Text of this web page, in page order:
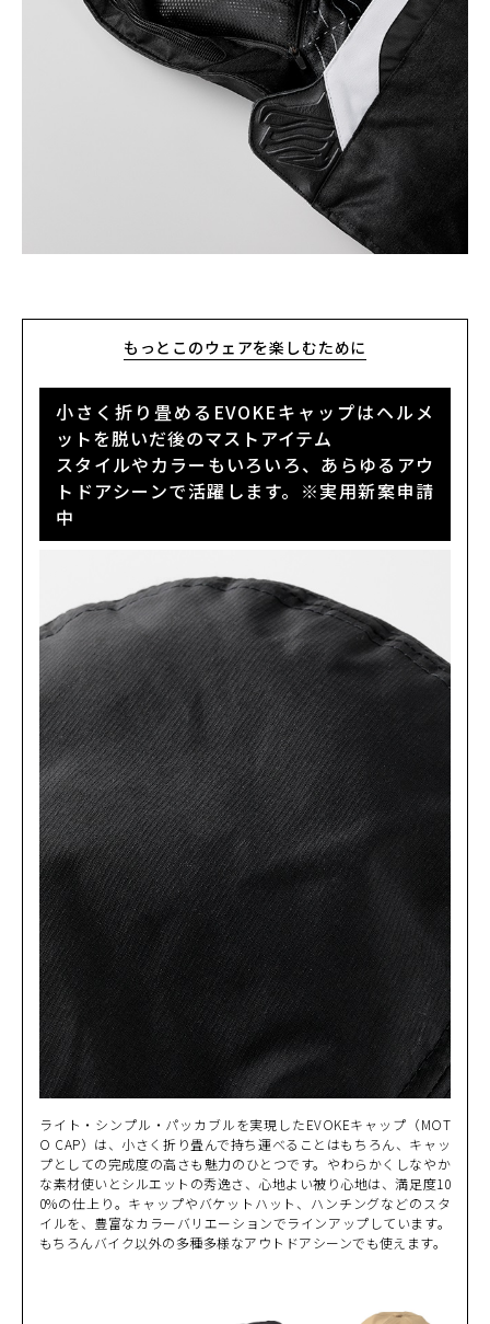
もっとこのウェアを楽しむために
小さく折り畳めるEVOKEキャップはヘルメ
ットを脱いだ後のマストアイテム
スタイルやカラーもいろいろ、あらゆるアウ
トドアシーンで活躍します。※実用新案申請
中
ライト・シンプル・パッカブルを実現したEVOKEキャップ（MOT
O CAP）は、小さく折り畳んで持ち運べることはもちろん、キャッ
プとしての完成度の高さも魅力のひとつです。やわらかくしなやか
な素材使いとシルエットの秀逸さ、心地よい被り心地は、満足度10
0%の仕上り。キャップやバケットハット、ハンチングなどのスタ
イルを、豊富なカラーバリエーションでラインアップしています。
もちろんバイク以外の多種多様なアウトドアシーンでも使えます。
カラー・サイズ選択
BLACK
M
¥57,200(税込)
カートに入れる
(税込)
カートに入れる
¥57,200(税込)
カートに入れる
M
¥57,200(税込)
カートに入れる
BLACK/WHITE
¥57,200 (税込)
カートに入れる
BLACK/WHITE
¥57,200
BLACK/WHITE
LL
¥57,200(税込)
カートに入れる
NAVY
M
¥57,200(税込)
カートに入れる
NAVY
MW
¥57,200(税込)
カートに入れる
NAVY
L
¥57,200(税込)
カートに入れる
NAVY
LW
¥57,200 (税込)
カートに入れる
NAVY
LL
¥57,200(税込)
カートに入れる
LLW
¥57,200 (税込)
カートに入れる
RED
M
¥57,200 (税込)
カートに入れる